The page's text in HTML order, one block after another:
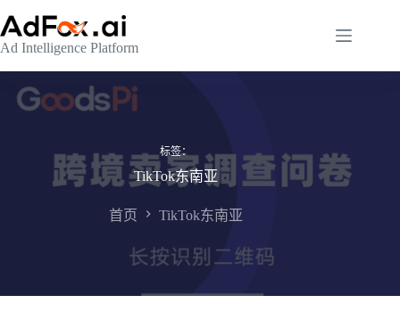
至
内
容
Ad Intelligence Platform
标签：
TikTok东南亚
首页 TikTok东南亚